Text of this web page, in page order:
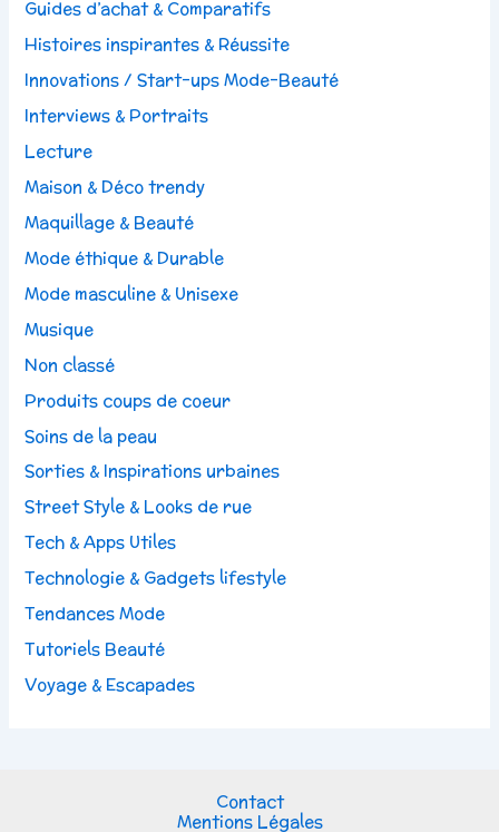
Guides d’achat & Comparatifs
Histoires inspirantes & Réussite
Innovations / Start-ups Mode-Beauté
Interviews & Portraits
Lecture
Maison & Déco trendy
Maquillage & Beauté
Mode éthique & Durable
Mode masculine & Unisexe
Musique
Non classé
Produits coups de coeur
Soins de la peau
Sorties & Inspirations urbaines
Street Style & Looks de rue
Tech & Apps Utiles
Technologie & Gadgets lifestyle
Tendances Mode
Tutoriels Beauté
Voyage & Escapades
Contact
Mentions Légales